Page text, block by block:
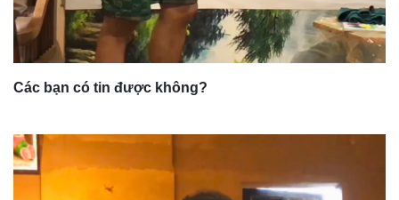
Các bạn có tin được không?